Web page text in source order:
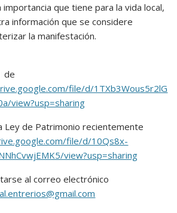
que tiene para la vida local,
información que se considere
la manifestación.
de
file/d/1TXb3Wous5r2lG
view?usp=sharing
Ley de Patrimonio recientemente
file/d/10Qs8x-
view?usp=sharing
al correo electrónico